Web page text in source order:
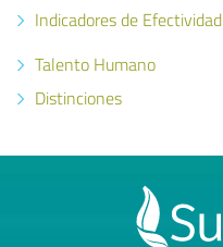
Indicadores de Efectividad
Talento Humano
Distinciones